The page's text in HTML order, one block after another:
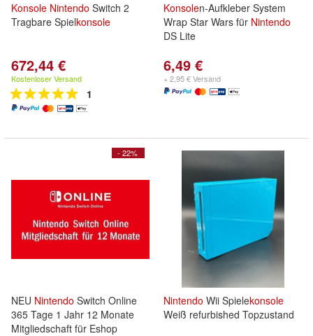
Konsole Nintendo Switch 2
Tragbare Spielkonsole
672,44 €
Kostenloser Versand
1
Konsolen-Aufkleber System
Wrap Star Wars für Nintendo
DS Lite
6,49 €
+ 2,95 € Versand
- 22%
NEU Nintendo Switch Online
365 Tage 1 Jahr 12 Monate
Mitgliedschaft für Eshop
Nintendo Wii Spielekonsole
Weiß refurbished Topzustand